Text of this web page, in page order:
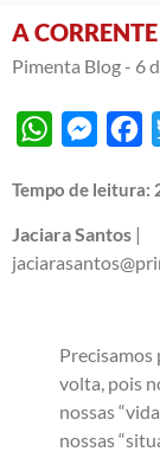
A
Pimenta Blog - 6
WhatsApp
Tempo de leitura:
Jaciara Santos |
Precisamos
volta, pois
nossas
nossas